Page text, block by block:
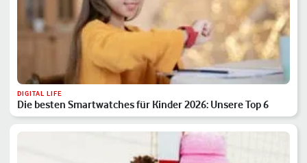
DIGITAL LIFE
Die besten Smartwatches für Kinder 2026: Unsere Top 6